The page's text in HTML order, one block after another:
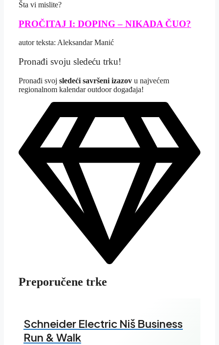
Šta vi mislite?
PROČITAJ I: DOPING – NIKADA ČUO?
autor teksta: Aleksandar Manić
Pronađi svoju sledeću trku!
Pronađi svoj sledeći savršeni izazov u najvećem
regionalnom kalendar outdoor događaja!
Preporučene trke
Schneider Electric Niš Business
Run & Walk